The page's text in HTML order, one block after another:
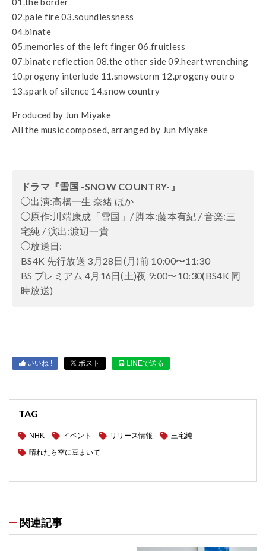
02.pale fire 03.soundlessness
04.binate
05.memories of the left finger 06.fruitless
07.binate reflection 08.the other side 09.heart wrenching
10.progeny interlude 11.snowstorm 12.progeny outro
13.spark of silence 14.snow country
Produced by Jun Miyake
All the music composed, arranged by Jun Miyake
ドラマ『雪国 -SNOW COUNTRY-』
◯出演:高橋一生 奈緒 ほか
◯原作:川端康成「雪国」/ 脚本:藤本有紀 / 音楽:三
宅純 / 演出:渡辺一貴
◯放送日:
BS4K 先行放送 3月28日(月)前 10:00〜11:30
BS プレミアム 4月16日(土)夜 9:00〜10:30(BS4K 同
時放送)
いいね ! ポスト LINEで送る
TAG
NHK イベント リリース情報
三宅純
晴れたら空に豆まいて
関連記事